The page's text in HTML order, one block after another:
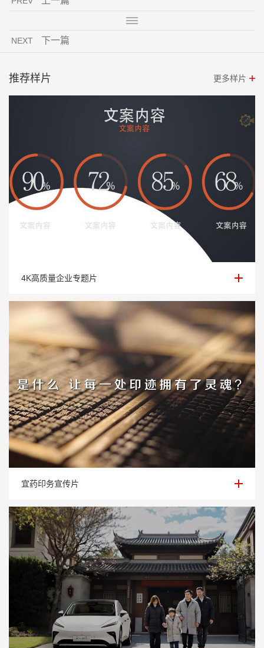
NEXT 下一篇
推荐样片 更多样片
4K高质量企业专题片
4K高质量企业专题片
宜药印务宣传片
宜药印务宣传片